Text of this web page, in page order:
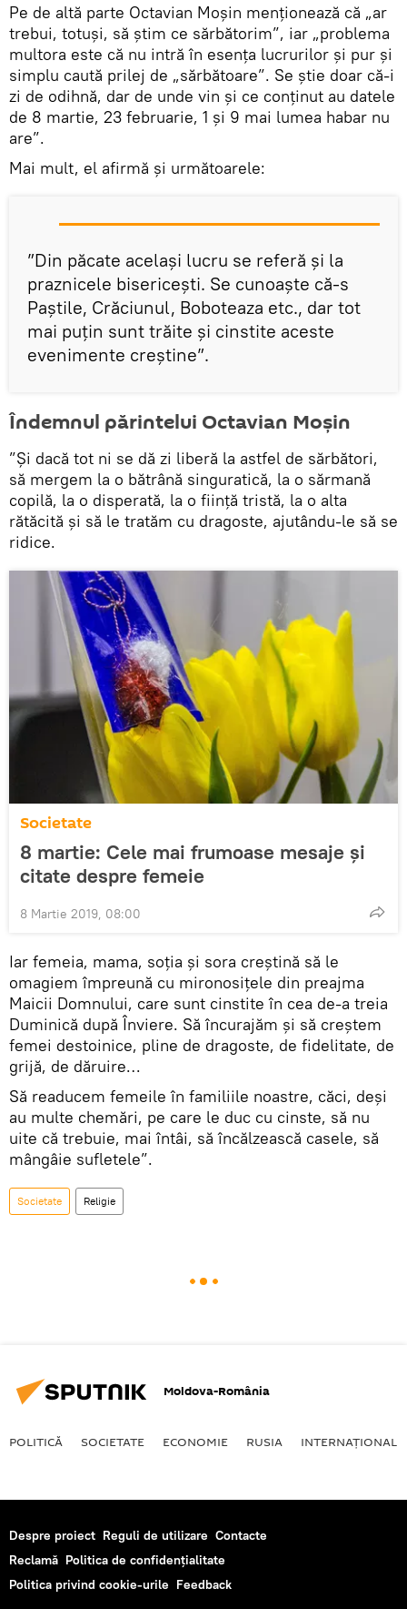
Pe de altă parte Octavian Moşin menţionează că „ar
trebui, totuşi, să ştim ce sărbătorim”, iar „problema
multora este că nu intră în esenţa lucrurilor şi pur şi
simplu caută prilej de „sărbătoare”. Se ştie doar că-i
zi de odihnă, dar de unde vin şi ce conţinut au datele
de 8 martie, 23 februarie, 1 şi 9 mai lumea habar nu
are”.
Mai mult, el afirmă şi următoarele:
”Din păcate acelaşi lucru se referă şi la
praznicele bisericeşti. Se cunoaşte că-s
Paştile, Crăciunul, Boboteaza etc., dar tot
mai puţin sunt trăite şi cinstite aceste
evenimente creştine”.
Îndemnul părintelui Octavian Moşin
”Şi dacă tot ni se dă zi liberă la astfel de sărbători,
să mergem la o bătrână singuratică, la o sărmană
copilă, la o disperată, la o fiinţă tristă, la o alta
rătăcită şi să le tratăm cu dragoste, ajutându-le să se
ridice.
Societate
8 martie: Cele mai frumoase mesaje şi
citate despre femeie
8 Martie 2019, 08:00
Iar femeia, mama, soţia şi sora creştină să le
omagiem împreună cu mironosiţele din preajma
Maicii Domnului, care sunt cinstite în cea de-a treia
Duminică după Înviere. Să încurajăm şi să creştem
femei destoinice, pline de dragoste, de fidelitate, de
grijă, de dăruire…
Să readucem femeile în familiile noastre, căci, deşi
au multe chemări, pe care le duc cu cinste, să nu
uite că trebuie, mai întâi, să încălzească casele, să
mângâie sufletele”.
Societate Religie
Moldova-România
POLITICĂ SOCIETATE ECONOMIE RUSIA INTERNAŢIONAL
Despre proiect Reguli de utilizare Contacte
Reclamă Politica de confidențialitate
Politica privind cookie-urile Feedback